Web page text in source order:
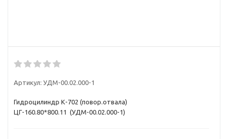
Артикул: УДМ-00.02.000-1
Гидроцилиндр К-702 (повор.отвала)
ЦГ-160.80*800.11 (УДМ-00.02.000-1)